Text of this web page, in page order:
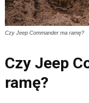
Czy Jeep Commander ma ramę?
Czy Jeep
ramę?